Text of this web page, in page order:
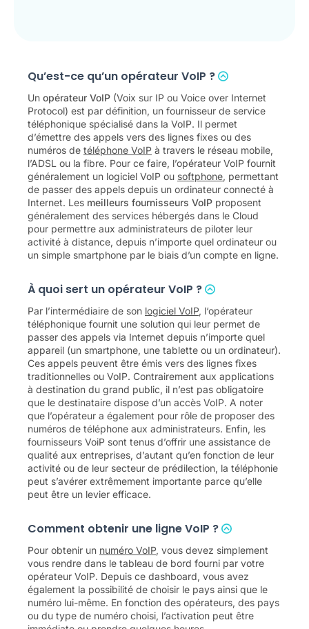
Qu’est-ce qu’un opérateur VoIP ?
Un opérateur VoIP (Voix sur IP ou Voice over Internet
Protocol) est par définition, un fournisseur de service
téléphonique spécialisé dans la VoIP. Il permet
d’émettre des appels vers des lignes fixes ou des
numéros de téléphone VoIP à travers le réseau mobile,
l’ADSL ou la fibre. Pour ce faire, l’opérateur VoIP fournit
généralement un logiciel VoIP ou softphone, permettant
de passer des appels depuis un ordinateur connecté à
Internet. Les meilleurs fournisseurs VoIP proposent
généralement des services hébergés dans le Cloud
pour permettre aux administrateurs de piloter leur
activité à distance, depuis n’importe quel ordinateur ou
un simple smartphone par le biais d’un compte en ligne.
À quoi sert un opérateur VoIP ?
Par l’intermédiaire de son logiciel VoIP, l‘opérateur
téléphonique fournit une solution qui leur permet de
passer des appels via Internet depuis n’importe quel
appareil (un smartphone, une tablette ou un ordinateur).
Ces appels peuvent être émis vers des lignes fixes
traditionnelles ou VoIP. Contrairement aux applications
à destination du grand public, il n’est pas obligatoire
que le destinataire dispose d’un accès VoIP. A noter
que l’opérateur a également pour rôle de proposer des
numéros de téléphone aux administrateurs. Enfin, les
fournisseurs VoiP sont tenus d’offrir une assistance de
qualité aux entreprises, d’autant qu’en fonction de leur
activité ou de leur secteur de prédilection, la téléphonie
peut s’avérer extrêmement importante parce qu’elle
peut être un levier efficace.
Comment obtenir une ligne VoIP ?
Pour obtenir un numéro VoIP, vous devez simplement
vous rendre dans le tableau de bord fourni par votre
opérateur VoIP. Depuis ce dashboard, vous avez
également la possibilité de choisir le pays ainsi que le
numéro lui-même. En fonction des opérateurs, des pays
ou du type de numéro choisi, l’activation peut être